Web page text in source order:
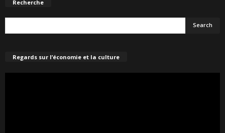
Recherche
Regards sur l’économie et la culture